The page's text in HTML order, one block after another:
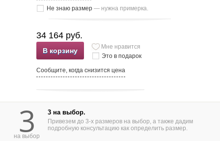
Не знаю размер — нужна примерка.
34 164 руб.
В корзину
Мне нравится
Это в подарок
Сообщите, когда снизится цена
3
на выбор
3 на выбор.
Привезем до 3-х размеров на выбор, а также дадим
подробную консультацию как определить размер.